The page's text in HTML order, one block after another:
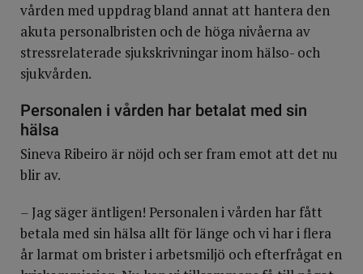
vården med uppdrag bland annat att hantera den
akuta personalbristen och de höga nivåerna av
stressrelaterade sjukskrivningar inom hälso- och
sjukvården.
Personalen i vården har betalat med sin
hälsa
Sineva Ribeiro är nöjd och ser fram emot att det nu
blir av.
–Jag säger äntligen! Personalen i vården har fått
betala med sin hälsa allt för länge och vi har i flera
år larmat om brister i arbetsmiljö och efterfrågat en